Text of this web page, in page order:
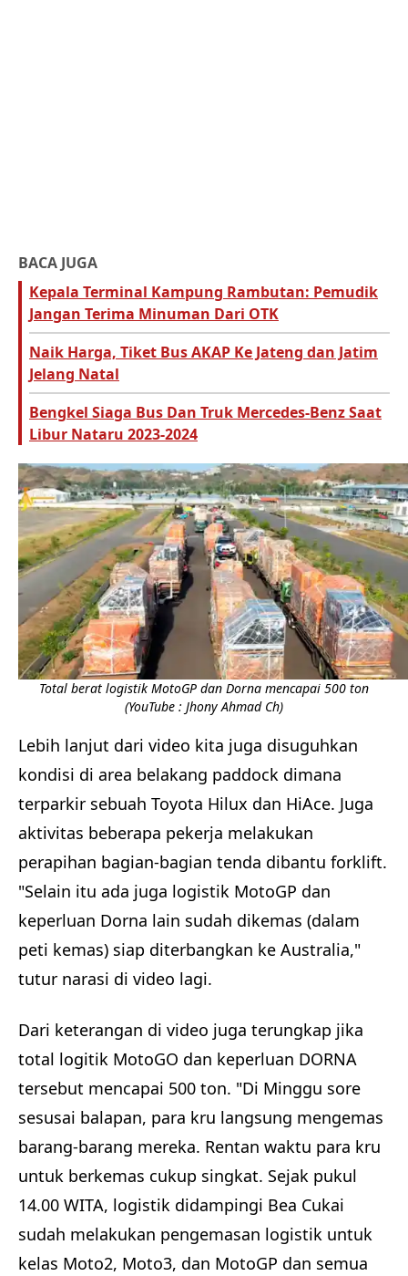
BACA JUGA
Kepala Terminal Kampung Rambutan: Pemudik
Jangan Terima Minuman Dari OTK
Naik Harga, Tiket Bus AKAP Ke Jateng dan Jatim
Jelang Natal
Bengkel Siaga Bus Dan Truk Mercedes-Benz Saat
Libur Nataru 2023-2024
Total berat logistik MotoGP dan Dorna mencapai 500 ton
(YouTube : Jhony Ahmad Ch)
Lebih lanjut dari video kita juga disuguhkan
kondisi di area belakang paddock dimana
terparkir sebuah Toyota Hilux dan HiAce. Juga
aktivitas beberapa pekerja melakukan
perapihan bagian-bagian tenda dibantu forklift.
"Selain itu ada juga logistik MotoGP dan
keperluan Dorna lain sudah dikemas (dalam
peti kemas) siap diterbangkan ke Australia,"
tutur narasi di video lagi.
Dari keterangan di video juga terungkap jika
total logitik MotoGO dan keperluan DORNA
tersebut mencapai 500 ton. "Di Minggu sore
sesusai balapan, para kru langsung mengemas
barang-barang mereka. Rentan waktu para kru
untuk berkemas cukup singkat. Sejak pukul
14.00 WITA, logistik didampingi Bea Cukai
sudah melakukan pengemasan logistik untuk
kelas Moto2, Moto3, dan MotoGP dan semua